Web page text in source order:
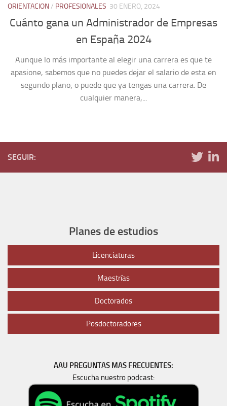
ORIENTACION/ PROFESIONALES 30 ENERO, 2024
Cuánto gana un Administrador de Empresas
en España 2024
Aunque lo más importante al elegir una carrera es que te
apasione, sabemos que no puedes dejar el salario de esta en
segundo plano; o puede que ya tengas una carrera. De
cualquier manera,...
SEGUIR:
Planes de estudios
Licenciaturas
Maestrías
Doctorados
Posdoctoradores
AAU PREGUNTAS MAS FRECUENTES:
Escucha nuestro podcast: